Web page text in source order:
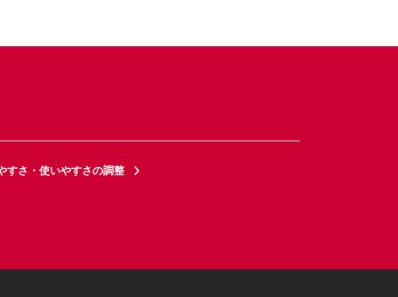
すさ・使いやすさの調整